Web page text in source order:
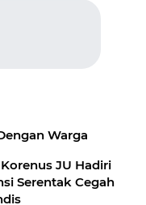
Warga
JU Hadiri
Serentak Cegah